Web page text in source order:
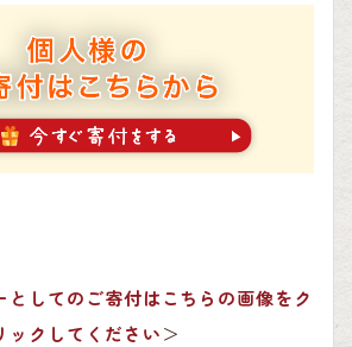
としてのご寄付はこちらの画像をク
ックしてください＞